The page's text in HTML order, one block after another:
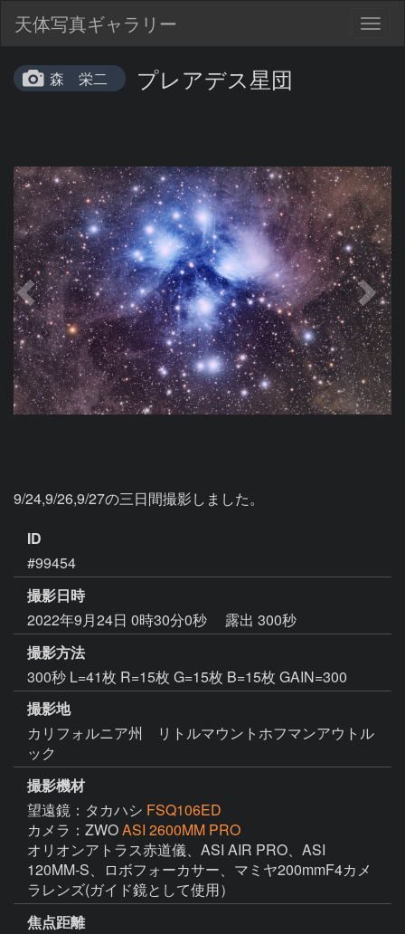
天体写真ギャラリー
森 栄二 プレアデス星団
9/24,9/26,9/27の三日間撮影しました。
ID
#99454
撮影日時
2022年9月24日 0時30分0秒
露出 300秒
撮影方法
300秒 L=41枚 R=15枚 G=15枚 B=15枚 GAIN=300
撮影地
カリフォルニア州 リトルマウントホフマンアウトル
ック
撮影機材
望遠鏡：タカハシ FSQ106ED
カメラ：ZWOASI 2600MM PRO
オリオンアトラス赤道儀、ASI AIR PRO、ASI
120MM-S、ロボフォーカサー、マミヤ200mmF4カメ
ラレンズ(ガイド鏡として使用）
焦点距離